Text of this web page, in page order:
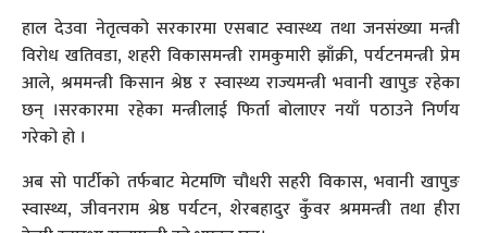
हाल देउवा नेतृत्वको सरकारमा एसबाट स्वास्थ्य तथा जनसंख्या मन्त्री
विरोध खतिवडा, शहरी विकासमन्त्री रामकुमारी झाँक्री, पर्यटनमन्त्री प्रेम
आले, श्रममन्त्री किसान श्रेष्ठ र स्वास्थ्य राज्यमन्त्री भवानी खापुङ रहेका
छन् ।सरकारमा रहेका मन्त्रीलाई फिर्ता बोलाएर नयाँ पठाउने निर्णय
गरेको हो ।
अब सो पार्टीको तर्फबाट मेटमणि चौधरी सहरी विकास, भवानी खापुङ
स्वास्थ्य, जीवनराम श्रेष्ठ पर्यटन, शेरबहादुर कुँवर श्रममन्त्री तथा हीरा